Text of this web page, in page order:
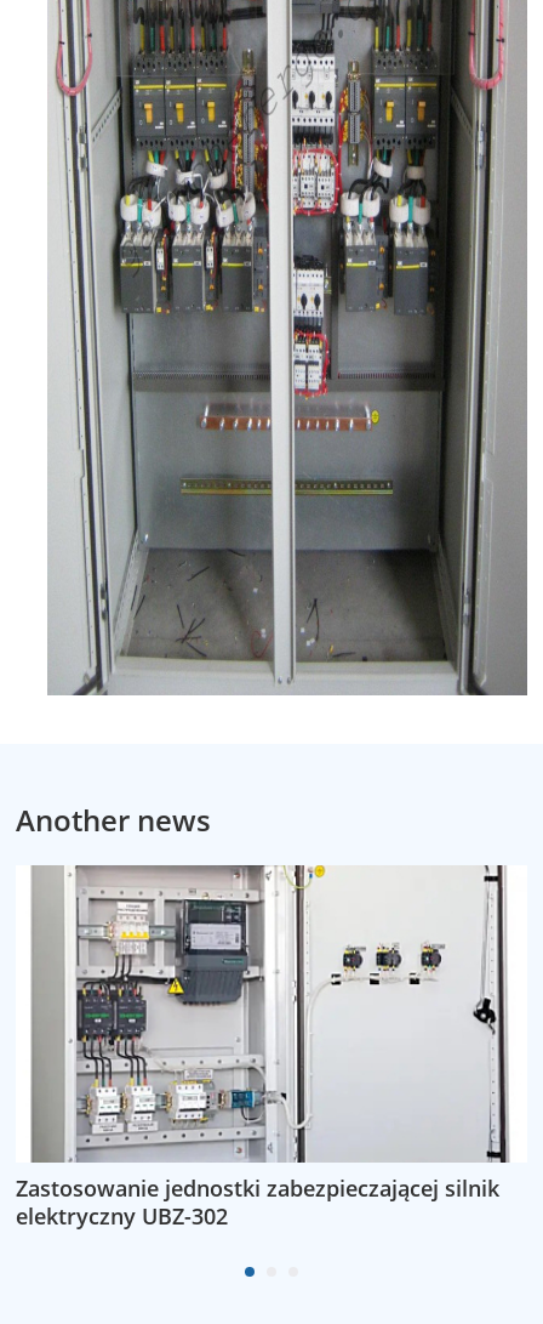
Another news
Zastosowanie jednostki zabezpieczającej silnik
elektryczny UBZ-302